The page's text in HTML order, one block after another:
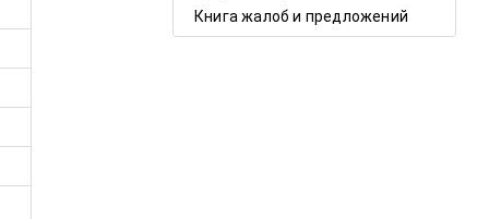
Книга жалоб и предложений